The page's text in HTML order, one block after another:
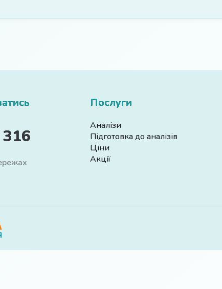
Послуги
Аналізи
Підготовка до аналізів
Ціни
Акції